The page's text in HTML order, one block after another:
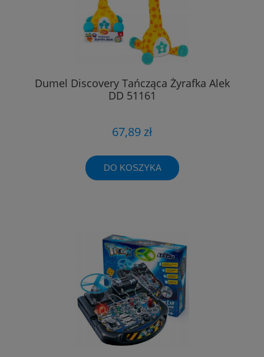
Dumel Discovery Tańcząca Żyrafka Alek
DD 51161
67,89 zł
DO KOSZYKA